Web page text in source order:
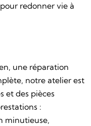
redonner vie à
une réparation
notre atelier est
et des pièces
:
minutieuse,